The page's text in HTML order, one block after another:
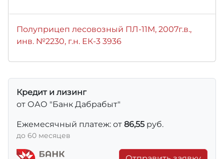
Полуприцеп лесовозный ПЛ-11М, 2007г.в.,
инв. №2230, г.н. ЕК-3 3936
Кредит и лизинг
от ОАО "Банк Дабрабыт"
Ежемесячный платеж: от 86,55 руб.
до 60 месяцев